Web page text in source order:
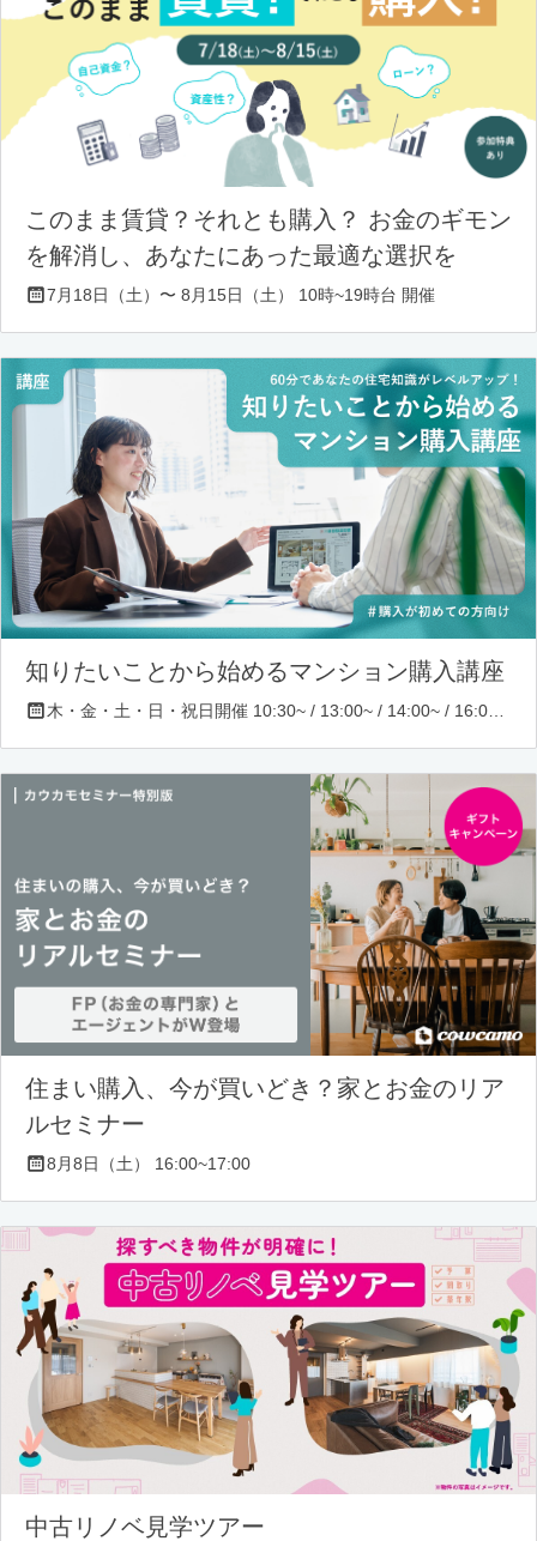
このまま賃貸？それとも購入？ お金のギモン
を解消し、あなたにあった最適な選択を
7月18日（土）〜 8月15日（土） 10時~19時台 開催
知りたいことから始めるマンション購入講座
住まい購入、今が買いどき？家とお金のリア
ルセミナー
8月8日（土） 16:00~17:00
中古リノベ見学ツアー